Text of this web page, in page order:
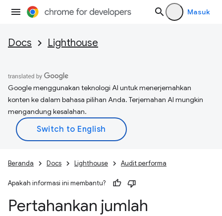
Masuk
Docs Lighthouse
Google menggunakan teknologi AI untuk menerjemahkan
konten ke dalam bahasa pilihan Anda. Terjemahan AI mungkin
mengandung kesalahan.
Beranda Docs Lighthouse Audit performa
Apakah informasi ini membantu?
Pertahankan jumlah